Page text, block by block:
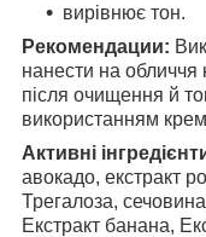
вирівнює тон.
Рекомендации:
нанести на
після очищення й
використанням
Активні
авокадо, екстракт
Трегалоза,
Екстракт банана,